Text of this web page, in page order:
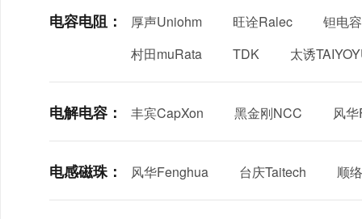
电容电阻： 厚声Uniohm 旺诠Ralec
钽电
村田muRata
TDK 太诱
电解电容： 丰宾CapXon 黑金刚NCC 风
电感磁珠： 风华Fenghua 台庆Taitech 顺